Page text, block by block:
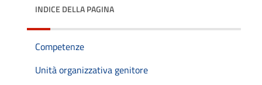
INDICE DELLA PAGINA
Competenze
Unità organizzativa genitore